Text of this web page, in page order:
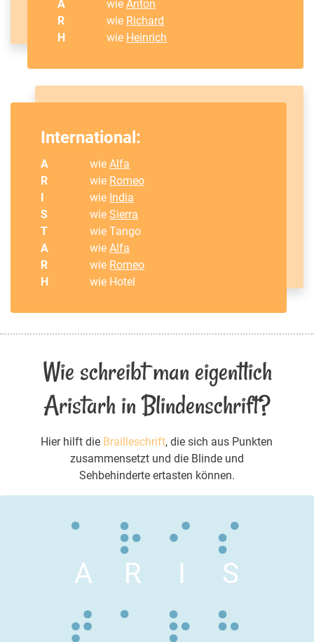
A
wieAnton
R
wie Richard
H
wie Heinrich
International:
A wieAlfa
R
wie Romeo
wie India
S
wieSierra
T
wie Tango
A
wieAlfa
R
wie Romeo
H
wie Hotel
Wie schreibt man eigentlich
Aristarh in Blindenschrift?
Hier hilft die Brailleschrift, die sich aus Punkten
zusammensetzt und die Blinde und
Sehbehinderte ertasten können.
A R I S